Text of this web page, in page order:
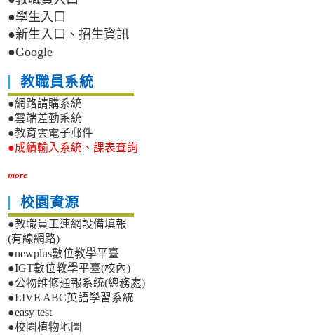
●學生入口
●新生入口、招生資訊
●Google
教職員系統
●網路請購系統
●雲端差勤系統
●教育雲電子郵件
●成績輸入系統、課表查詢
more
校園資源
●教職員工連網設備填報
(有線網路)
●newplus數位教學平臺
●IGT數位教學平臺(校內)
●公物維修通報系統(總務處)
●LIVE ABC英語學習系統
●easy test
●校園植物地圖